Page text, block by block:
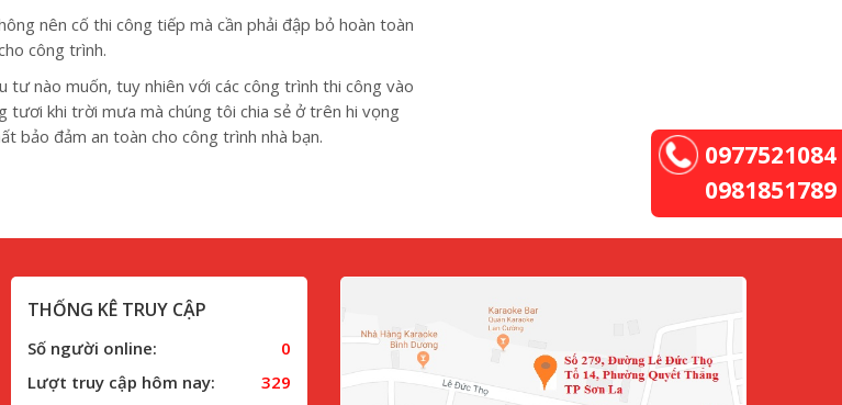
nên cố thi công tiếp mà cần phải đập bỏ hoàn toàn
công trình.
nào muốn, tuy nhiên với các công trình thi công vào
tươi khi trời mưa mà chúng tôi chia sẻ ở trên hi vọng
bảo đảm an toàn cho công trình nhà bạn.
THỐNG KÊ TRUY CẬP
Số người online:
0
Lượt truy cập hôm nay:
329
0977521084
0981851789